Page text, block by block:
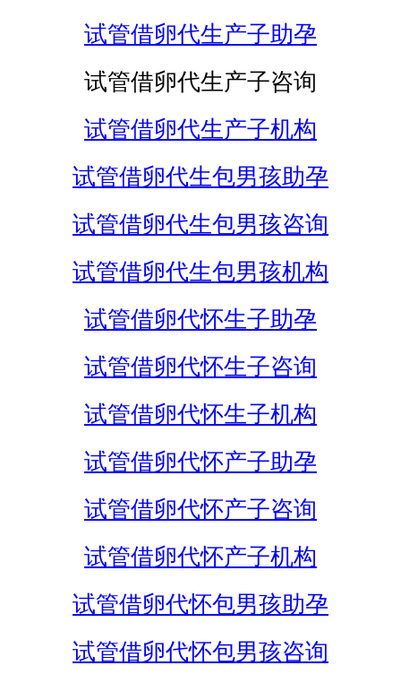
试管借卵代生产子助孕
试管借卵代生产子咨询
试管借卵代生产子机构
试管借卵代生包男孩助孕
试管借卵代生包男孩咨询
试管借卵代生包男孩机构
试管借卵代怀生子助孕
试管借卵代怀生子咨询
试管借卵代怀生子机构
试管借卵代怀产子助孕
试管借卵代怀产子咨询
试管借卵代怀产子机构
试管借卵代怀包男孩助孕
试管借卵代怀包男孩咨询